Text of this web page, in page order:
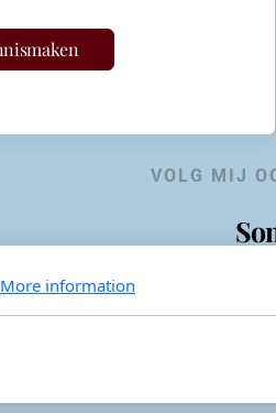
VOLG MIJ
More information